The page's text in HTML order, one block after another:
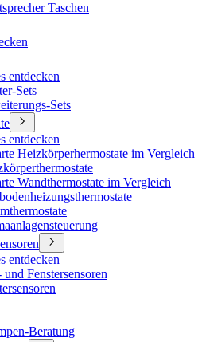
Taschen
entdecken
Sets
Sets
entdecken
Heizkörperhermostate im Vergleich
Wandthermostate im Vergleich
entdecken
und Fenstersensoren
Beratung